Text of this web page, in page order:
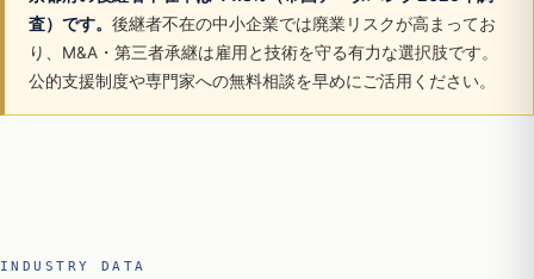
査）です。 後継者不在の中小企業では廃業リスクが高まってお
り、M&A・第三者承継は雇用と技術を守る有力な選択肢です。
公的支援制度や専門家への無料相談を早めにご活用ください。
INDUSTRY DATA